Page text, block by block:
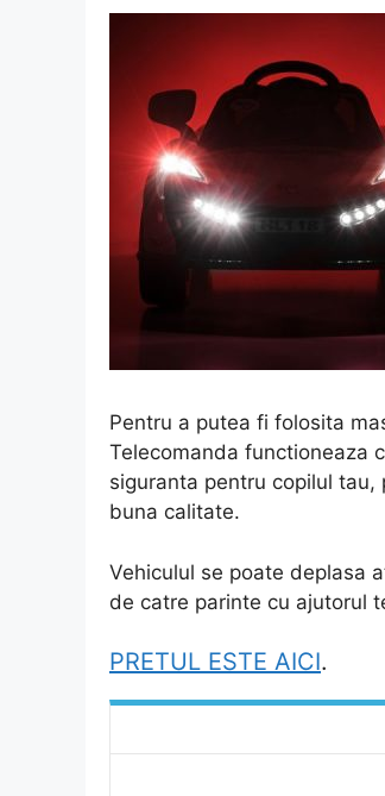
Pentru a putea fi folosita
Telecomanda functioneaza
siguranta pentru copilul
buna calitate.
Vehiculul se poate deplasa
de catre parinte cu ajutorul
PRETUL ESTE AICI.